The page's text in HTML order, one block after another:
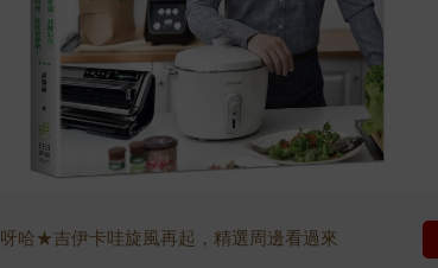
呀哈★吉伊卡哇旋風再起，精選周邊看過來